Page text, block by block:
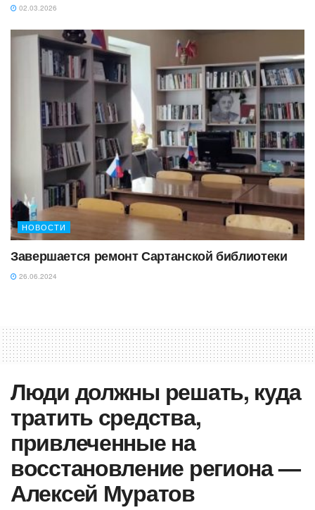
02.03.2026
НОВОСТИ
Завершается ремонт Сартанской библиотеки
26.06.2024
Люди должны решать, куда
тратить средства,
привлеченные на
восстановление региона —
Алексей Муратов